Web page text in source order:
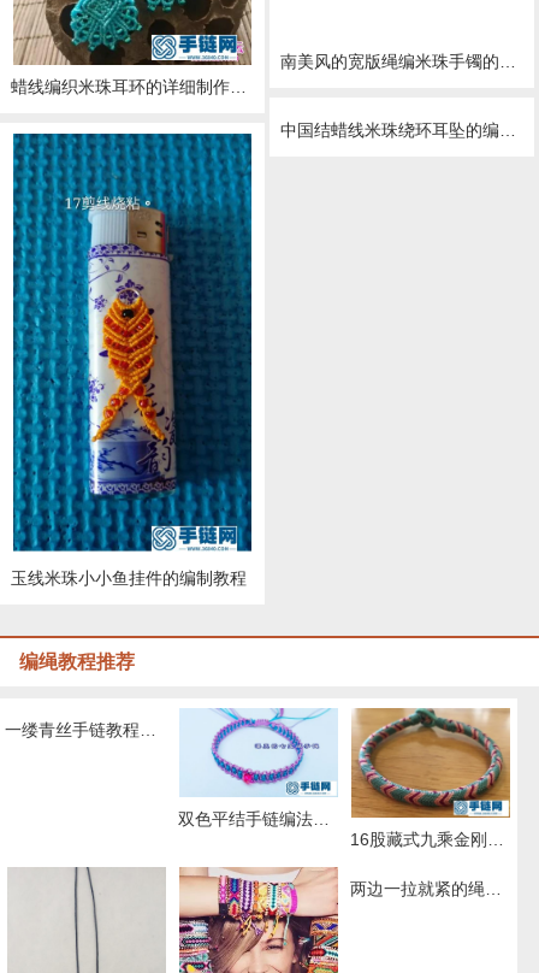
南美风的宽版绳编米珠手镯的详细制作图解
蜡线编织米珠耳环的详细制作图解
玉线米珠小小鱼挂件的编制教程
编绳教程推荐
双色平结手链编法图解，附平结手链收尾方法
两边一拉就紧的绳子怎么弄